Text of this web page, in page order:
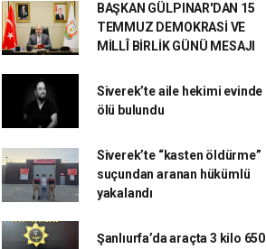
BAŞKAN GÜLPINAR'DAN 15
TEMMUZ DEMOKRASİ VE
MİLLÎ BİRLİK GÜNÜ MESAJI
Siverek’te aile hekimi evinde
ölü bulundu
Siverek’te “kasten öldürme”
suçundan aranan hükümlü
yakalandı
Şanlıurfa’da araçta 3 kilo 650